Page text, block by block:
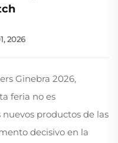
2026
Ginebra 2026,
feria no es
productos de las
decisivo en la